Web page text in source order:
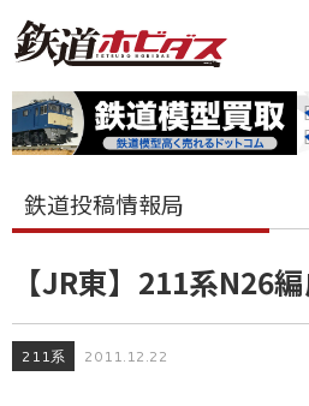
鉄道投稿情報局
【JR東】211系N26
211系 2011.12.22